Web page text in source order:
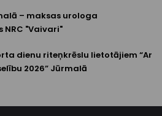
– maksas urologa
NRC "Vaivari"
dienu riteņkrēslu lietotājiem “Ar
2026” Jūrmalā